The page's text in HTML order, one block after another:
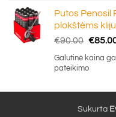
Putos Penosil
plokštėms
€90.00
price
was:
€
Galutinė kaina
pateikimo
Sukurta